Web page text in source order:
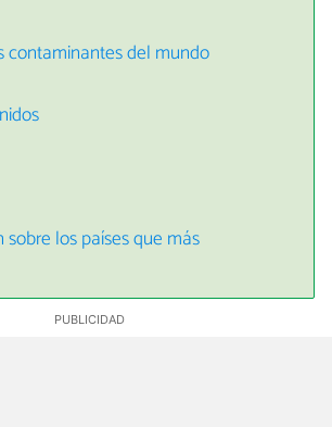
contaminantes del mundo
sobre los países que más